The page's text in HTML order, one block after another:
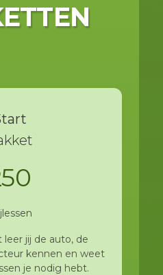
jij de auto, de
kennen en weet
je nodig hebt.